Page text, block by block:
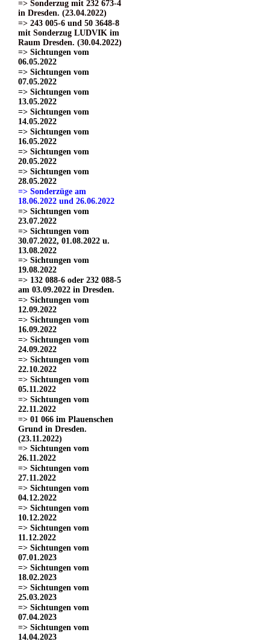
=> Sonderzug mit 232 673-4
in Dresden. (23.04.2022)
=> 243 005-6 und 50 3648-8
mit Sonderzug LUDVIK im
Raum Dresden. (30.04.2022)
=> Sichtungen vom
06.05.2022
=> Sichtungen vom
07.05.2022
=> Sichtungen vom
13.05.2022
=> Sichtungen vom
14.05.2022
=> Sichtungen vom
16.05.2022
=> Sichtungen vom
20.05.2022
=> Sichtungen vom
28.05.2022
=> Sonderzüge am
18.06.2022 und 26.06.2022
=> Sichtungen vom
23.07.2022
=> Sichtungen vom
30.07.2022, 01.08.2022 u.
13.08.2022
=> Sichtungen vom
19.08.2022
=> 132 088-6 oder 232 088-5
am 03.09.2022 in Dresden.
=> Sichtungen vom
12.09.2022
=> Sichtungen vom
16.09.2022
=> Sichtungen vom
24.09.2022
=> Sichtungen vom
22.10.2022
=> Sichtungen vom
05.11.2022
=> Sichtungen vom
22.11.2022
=> 01 066 im Plauenschen
Grund in Dresden.
(23.11.2022)
=> Sichtungen vom
26.11.2022
=> Sichtungen vom
27.11.2022
=> Sichtungen vom
04.12.2022
=> Sichtungen vom
10.12.2022
=> Sichtungen vom
11.12.2022
=> Sichtungen vom
07.01.2023
=> Sichtungen vom
18.02.2023
=> Sichtungen vom
25.03.2023
=> Sichtungen vom
07.04.2023
=> Sichtungen vom
14.04.2023